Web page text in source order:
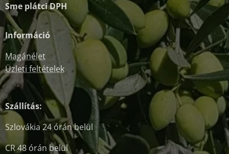
Sme plátci DPH
Információ
Magánélet
Üzleti feltételek
Szállítás:
Szlovákia 24 órán belül
CR 48 órán belül